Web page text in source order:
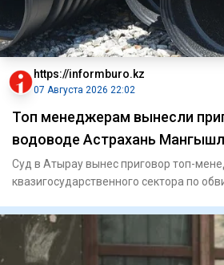
https://informburo.kz
07 Августа 2026 22:02
Топ менеджерам вынесли
водоводе Астрахань
Суд в Атырау вынес приговор топ-
квазигосударственного сектора по